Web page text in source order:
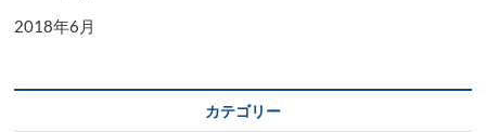
2018年6月
カテゴリー